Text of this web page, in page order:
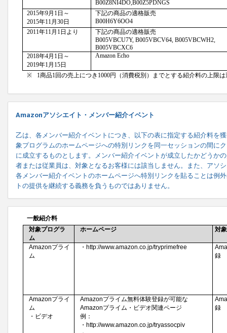
Amazonアソシエイト・メンバー紹介イベント
乙は、各メンバー紹介イベントにつき、以下の表に指定する紹介料を
象プログラムのホームページへの特別リンクを同一セッションの間に
に成立するものとします。メンバー紹介イベントが成立したかどうか
者または従業員は、対象となるお客様には該当しません。また、アソ
各メンバー紹介イベントのホームページへ特別リンクを貼ることは例
トの提供を継続する義務を負うものではありません。